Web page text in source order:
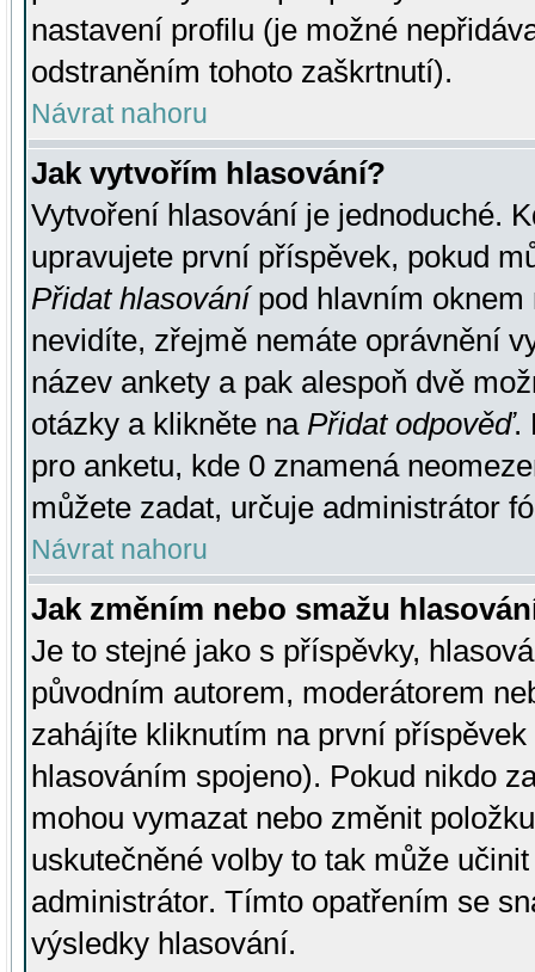
nastavení profilu (je možné
odstraněním tohoto zaškrtnutí).
Návrat nahoru
Jak vytvořím hlasování?
Vytvoření hlasování je jednoduché.
upravujete první příspěvek, pokud
Přidat hlasovánípod hlavním oknem
nevidíte, zřejmě nemáte oprávnění
název ankety a pak alespoň dvě
otázky a klikněte na Přidat odpověď.
pro anketu, kde 0 znamená
můžete zadat, určuje administrátor
Návrat nahoru
Jak změním nebo smažu
Je to stejné jako s příspěvky,
původním autorem, moderátorem
zahájíte kliknutím na první
hlasováním spojeno). Pokud nikdo
mohou vymazat nebo změnit
uskutečněné volby to tak může
administrátor. Tímto opatřením se
výsledky hlasování.